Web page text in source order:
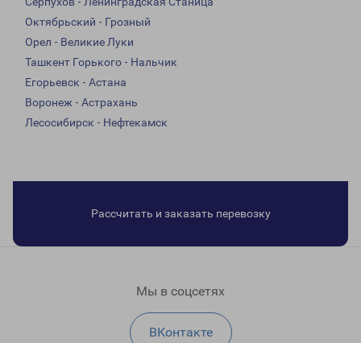
Октябрьский - Грозный
Орел - Великие Луки
Ташкент Горького - Нальчик
Егорьевск - Астана
Воронеж - Астрахань
Лесосибирск - Нефтекамск
Рассчитать и заказать перевозку
Мы в соцсетях
ВКонтакте